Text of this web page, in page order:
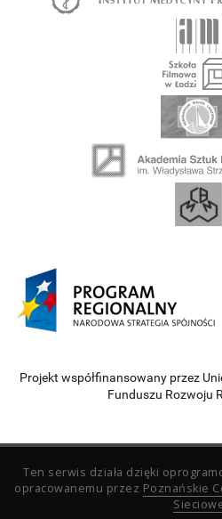
Projekt współfinansowany przez
Funduszu Rozwoju
Ten serwis działa dzięki
opracowanemu przez Poznańskie